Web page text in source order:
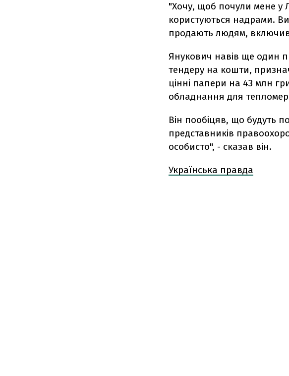
"Хочу, щоб почули мене у
користуються надрами.
продають людям,
Янукович навів ще один
тендеру на кошти,
цінні папери на 43 млн
обладнання для
Він пообіцяв, що будуть
представників
особисто", - сказав він.
Українська правда